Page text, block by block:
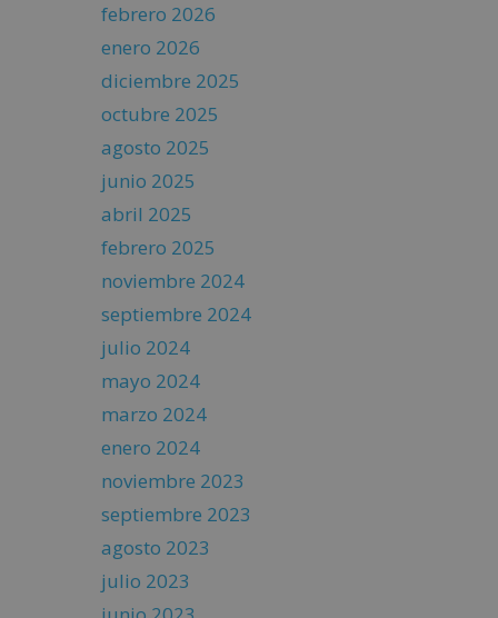
febrero 2026
enero 2026
diciembre 2025
octubre 2025
agosto 2025
junio 2025
abril 2025
febrero 2025
noviembre 2024
septiembre 2024
julio 2024
mayo 2024
marzo 2024
enero 2024
noviembre 2023
septiembre 2023
agosto 2023
julio 2023